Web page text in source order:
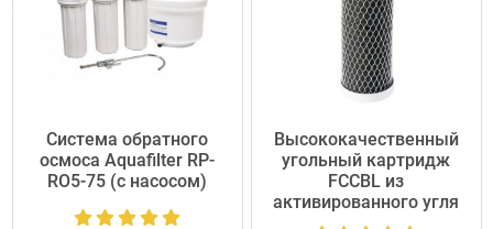
Cистема обратного
осмоса Aquafilter RP-
RO5-75 (с насосом)
Высококачественный
угольный картридж
FCCBL из
активированного угля